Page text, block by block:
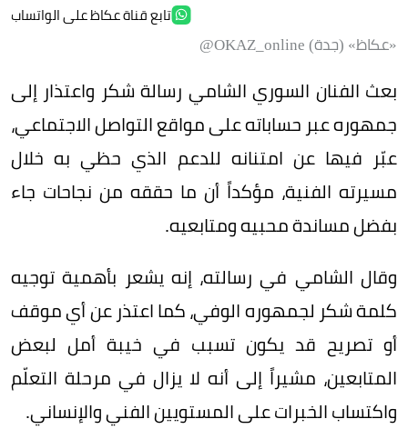
تابع قناة عكاظ على الواتساب
«عكاظ» (جدة) OKAZ_online@
بعث الفنان السوري الشامي رسالة شكر واعتذار إلى
جمهوره عبر حساباته على مواقع التواصل الاجتماعي،
عبّر فيها عن امتنانه للدعم الذي حظي به خلال
مسيرته الفنية، مؤكداً أن ما حققه من نجاحات جاء
بفضل مساندة محبيه ومتابعيه.
وقال الشامي في رسالته، إنه يشعر بأهمية توجيه
كلمة شكر لجمهوره الوفي، كما اعتذر عن أي موقف
أو تصريح قد يكون تسبب في خيبة أمل لبعض
المتابعين، مشيراً إلى أنه لا يزال في مرحلة التعلّم
واكتساب الخبرات على المستويين الفني والإنساني.